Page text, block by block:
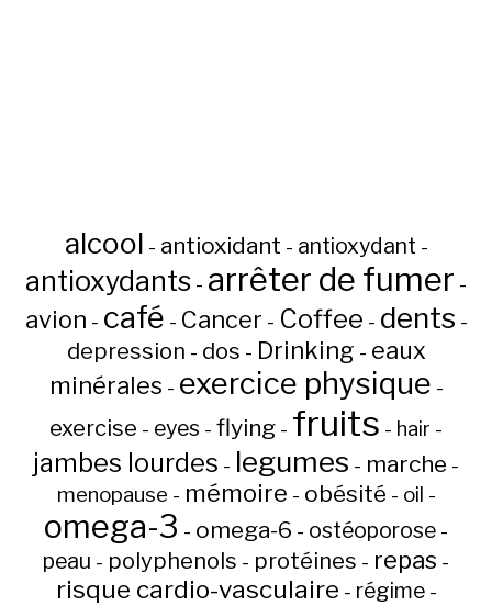
alcool - antioxidant - antioxydant -
antioxydants - arrêter de fumer -
avion - café - Cancer - Coffee - dents -
depression - dos - Drinking - eaux
minérales - exercice physique -
exercise - eyes - flying - fruits - hair -
jambes lourdes - legumes - marche -
menopause - mémoire - obésité - oil -
omega-3 - omega-6 - ostéoporose -
peau - polyphenols - protéines - repas -
risque cardio-vasculaire - régime-